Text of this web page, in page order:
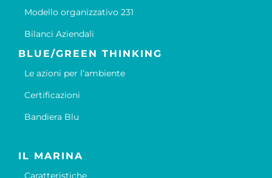
Modello organizzativo 231
Bilanci Aziendali
BLUE/GREEN THINKING
Le azioni per l’ambiente
Certificazioni
Bandiera Blu
IL MARINA
Caratteristiche